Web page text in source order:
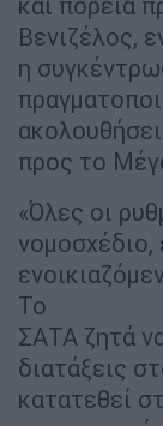
Βενιζέλος,
η
προς το
«Όλες οι
Το
ΣΑΤΑ ζητά
διατάξεις
κατατεθεί